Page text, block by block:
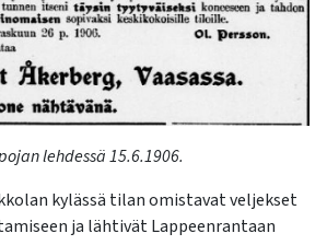
lehdessä 15.6.1906.
kylässä tilan omistavat veljekset
ja lähtivät Lappeenrantaan